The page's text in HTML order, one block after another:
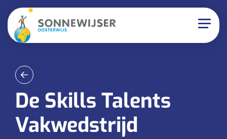
De Skills Talents
Vakwedstrijd